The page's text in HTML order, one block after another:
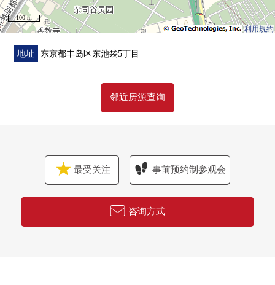
・2面阳台
・防盗门系统
・智能快递柜
・监视照相机
▼翻新内容(打算在2026年6月完成)
・门交换
・地板张替
利用規約
100 m
地址 东京都丰岛区东池袋5丁目
邻近房源查询
最受关注 事前预约制参观会
咨询方式